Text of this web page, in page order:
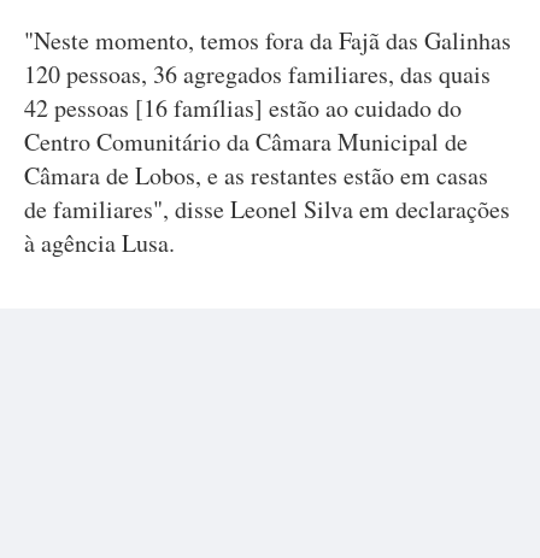
"Neste momento, temos fora da Fajã das Galinhas
120 pessoas, 36 agregados familiares, das quais
42 pessoas [16 famílias] estão ao cuidado do
Centro Comunitário da Câmara Municipal de
Câmara de Lobos, e as restantes estão em casas
de familiares", disse Leonel Silva em declarações
à agência Lusa.